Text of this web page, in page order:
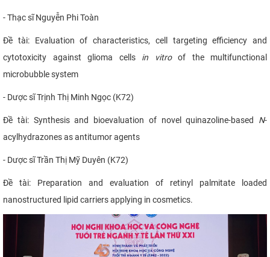
- Thạc sĩ Nguyễn Phi Toàn
Đề tài: Evaluation of characteristics, cell targeting efficiency and
cytotoxicity against glioma cells in vitroof the multifunctional
microbubble system
- Dược sĩ Trịnh Thị Minh Ngọc (K72)
Đề tài: Synthesis and bioevaluation of novel quinazoline-based N-
acylhydrazones as antitumor agents
- Dược sĩ Trần Thị Mỹ Duyên (K72)
Đề tài: Preparation and evaluation of retinyl palmitate loaded
nanostructured lipid carriers applying in cosmetics.